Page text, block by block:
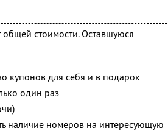
стоимости. Оставшуюся
купонов для себя и в подарок
один раз
наличие номеров на интересующую